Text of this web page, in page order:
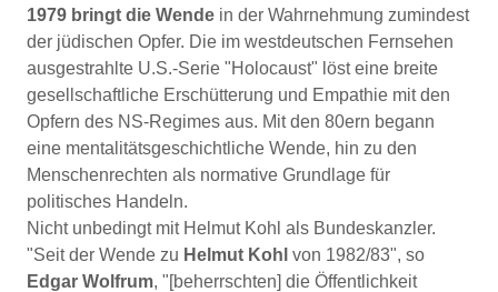
1979 bringt die Wende in der Wahrnehmung zumindest
der jüdischen Opfer. Die im westdeutschen Fernsehen
ausgestrahlte U.S.-Serie "Holocaust" löst eine breite
gesellschaftliche Erschütterung und Empathie mit den
Opfern des NS-Regimes aus. Mit den 80ern begann
eine mentalitätsgeschichtliche Wende, hin zu den
Menschenrechten als normative Grundlage für
politisches Handeln.
Nicht unbedingt mit Helmut Kohl als Bundeskanzler.
"Seit der Wende zu Helmut Kohl von 1982/83", so
Edgar Wolfrum, "[beherrschten] die Öffentlichkeit